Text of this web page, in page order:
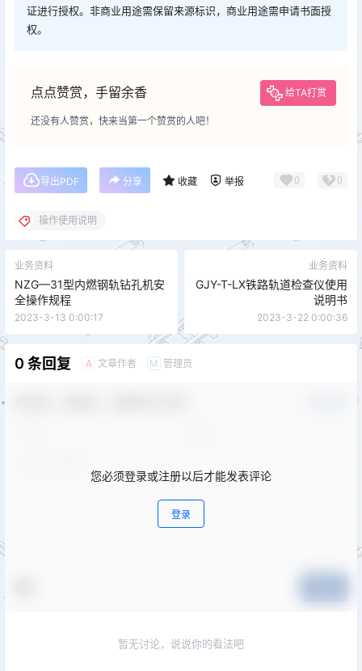
证进行授权。非商业用途需保留来源标识，商业用途需申请书面授
权。
点点赞赏，手留余香 给TA打赏
还没有人赞赏，快来当第一个赞赏的人吧！
导出PDF 分享 收藏 举报 0 0
操作使用说明
业务资料
NZG—31型内燃钢轨钻孔机安
全操作规程
2023-3-13 0:00:17
业务资料
GJY-T-LX铁路轨道检查仪使用
说明书
2023-3-22 0:00:36
0 条回复 A 文章作者 M 管理员
您必须登录或注册以后才能发表评论
登录
暂无讨论，说说你的看法吧